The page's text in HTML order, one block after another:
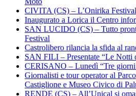
CIVITA (CS) – L’Onirika Festival
Inaugurato a Lorica il Centro
SAN LUCIDO (CS) – Tutto
Festival
Castrolibero rilancia la sfida al
SAN FILI – Presentate “Le Notti
CERISANO – Lunedì “Tre
Giornalisti e tour operator al
Castiglione e Museo Civico di
RENDE (CS) – All’Unical si